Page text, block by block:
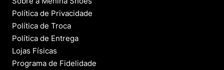
Política de Privacidade
Política de Troca
Política de Entrega
Lojas Físicas
Programa de Fidelidade